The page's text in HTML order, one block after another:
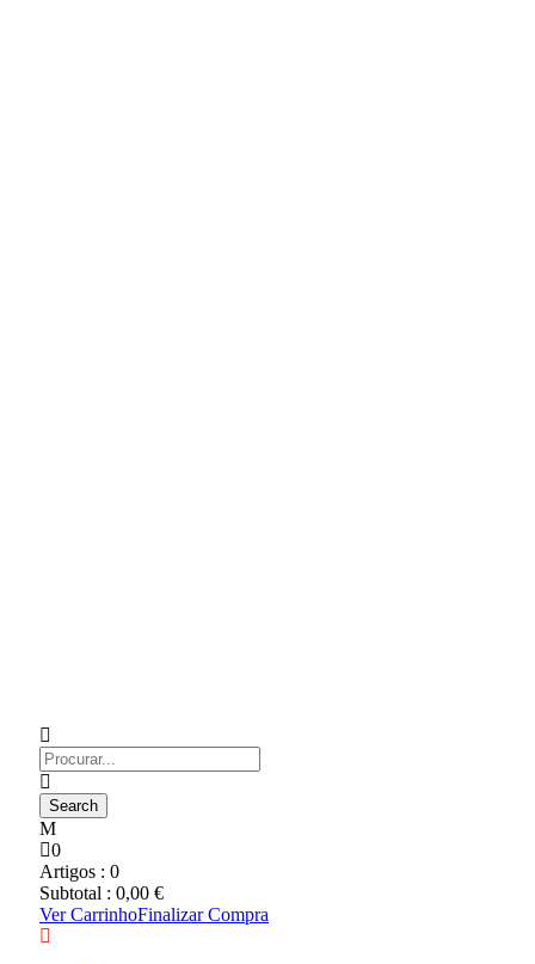
0
Artigos : 0
Subtotal : 0,00 €
Ver CarrinhoFinalizar Compra